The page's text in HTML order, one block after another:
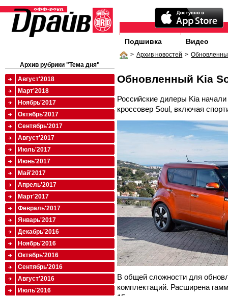
Подшивка Видео
> Архив новостей >
Обновленный Kia
Российские дилеры Kia
кроссовер Soul, включая
В общей сложности для
комплектаций. Расширена
Архив рубрики "Тема дня"
Август'2018
Март'2018
Ноябрь'2017
Октябрь'2017
Сентябрь'2017
Август'2017
Июль'2017
Июнь'2017
Май'2017
Апрель'2017
Март'2017
Февраль'2017
Январь'2017
Декабрь'2016
Ноябрь'2016
Октябрь'2016
Сентябрь'2016
Август'2016
Июль'2016